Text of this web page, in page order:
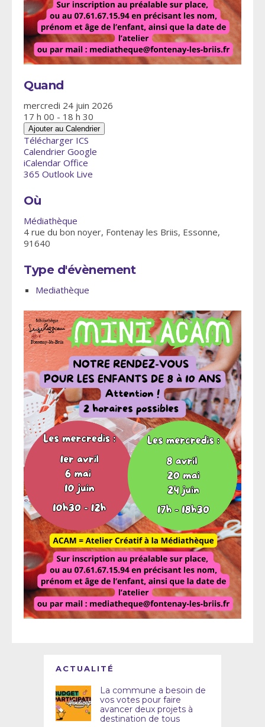
Quand
mercredi 24 juin 2026
17 h 00 - 18 h 30
Ajouter au Calendrier
Télécharger ICS
Calendrier Google
iCalendar Office
365 Outlook Live
Où
Médiathèque
4 rue du bon noyer, Fontenay les Briis, Essonne,
91640
Type d'évènement
Mediathèque
ACTUALITÉ
La commune a besoin de
vos votes pour faire
avancer deux projets à
destination de tous